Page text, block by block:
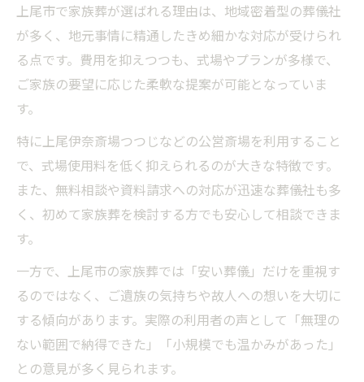
埼玉の家族葬で活用可能な補助金制度
上尾市の家族葬補助を受けるための条件
葬祭費補助申請に必要な書類と手順
家族葬の手続きを漏れなく進めるポイント
埼玉県で家族葬を行う際の必要書類一覧
上尾市で家族葬申請時の注意点を整理
平塚で家族葬時に気を付けたい手続き事項
上尾市で家族葬が選ばれる理由は、地域密着型の葬儀社
が多く、地元事情に精通したきめ細かな対応が受けられ
る点です。費用を抑えつつも、式場やプランが多様で、
ご家族の要望に応じた柔軟な提案が可能となっていま
す。
特に上尾伊奈斎場つつじなどの公営斎場を利用すること
で、式場使用料を低く抑えられるのが大きな特徴です。
また、無料相談や資料請求への対応が迅速な葬儀社も多
く、初めて家族葬を検討する方でも安心して相談できま
す。
一方で、上尾市の家族葬では「安い葬儀」だけを重視す
るのではなく、ご遺族の気持ちや故人への想いを大切に
する傾向があります。実際の利用者の声として「無理の
ない範囲で納得できた」「小規模でも温かみがあった」
との意見が多く見られます。